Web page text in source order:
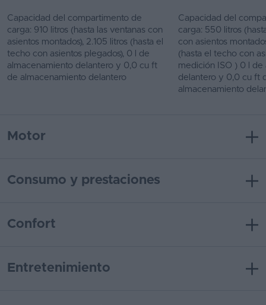
Capacidad del compartimento de
carga: 910 litros (hasta las ventanas con
asientos montados), 2.105 litros (hasta el
techo con asientos plegados), 0 l de
almacenamiento delantero y 0,0 cu ft
de almacenamiento delantero
Capacidad del
carga: 550 litros
con asientos
(hasta el techo con
medición ISO ) 0 l de
delantero y 0,0 cu ft
almacenamiento
Motor
Consumo y prestaciones
Confort
Entretenimiento